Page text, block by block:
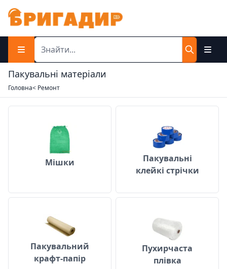
Пакувальні матеріали
Головна< Ремонт
Мішки
Пакувальні
клейкі стрічки
Пакувальний
крафт-папір
Пухирчаста
плівка